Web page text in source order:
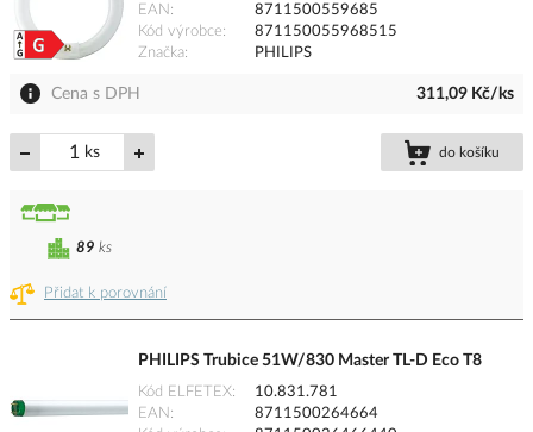
EAN
8711500559685
Kód výrobce
871150055968515
Značka
PHILIPS
Cena s DPH 311,09 Kč/ks
ks do košíku
Přidat k porovnání
89 ks
PHILIPS Trubice 51W/830 Master TL-D Eco T8
Kód ELFETEX
10.831.781
EAN
8711500264664